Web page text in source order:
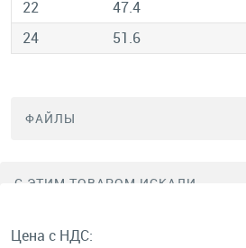
22 47.4
24
51.6
ФАЙЛЫ
C ЭТИМ ТОВАРОМ ИСКАЛИ
Цена с НДС: